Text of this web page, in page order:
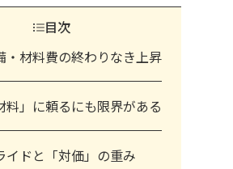
目次
・材料費の終わりなき上昇
料」に頼るにも限界がある
イドと「対価」の重み